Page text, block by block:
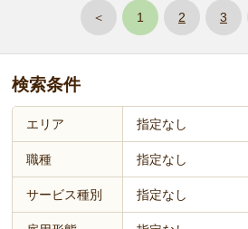
＜ 1 2 3
検索条件
エリア 指定なし
職種 指定なし
サービス種別 指定なし